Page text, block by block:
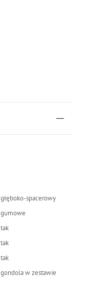
głęboko-spacerowy
gumowe
tak
tak
tak
gondola w zestawie